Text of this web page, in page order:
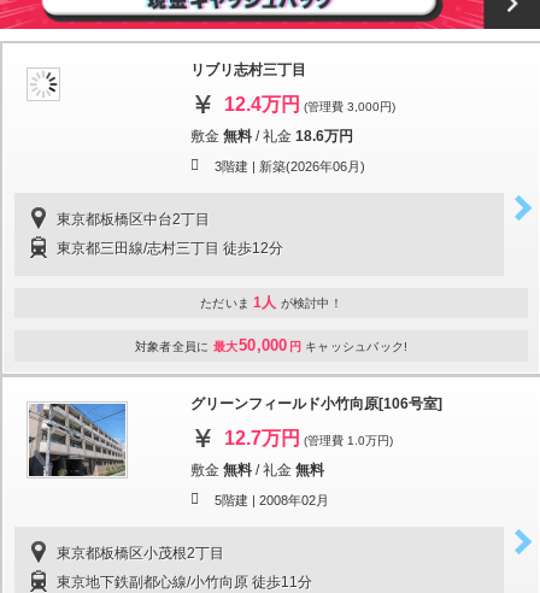
リブリ志村三丁目
12.4万円 (管理費 3,000円)
敷金 無料 /礼金 18.6万円
3階建 | 新築(2026年06月)
東京都板橋区中台2丁目
東京都三田線/志村三丁目 徒歩12分
ただいま 1人 が検討中！
対象者全員に 最大50,000 円 キャッシュバック!
グリーンフィールド小竹向原[106号室]
12.7万円 (管理費 1.0万円)
敷金 無料 /礼金 無料
5階建 | 2008年02月
東京都板橋区小茂根2丁目
東京地下鉄副都心線/小竹向原 徒歩11分